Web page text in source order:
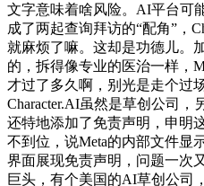
文字意味着啥风险。AI平台可
成了两起查询拜访的“配角”，
就麻烦了嘛。这却是功德儿。
的，拆得像专业的医治一样，
才过了多久啊，别光是走个过
Character.AI虽然是草创公司
还特地添加了免责声明，申明
不到位，说Meta的内部文件显
界面展现免责声明，问题一次
巨头，有个美国的AI草创公司